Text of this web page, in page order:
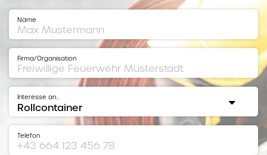
Name
Firma/Organisation
Interesse an…
Telefon